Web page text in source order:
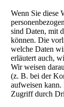
Wenn Sie diese
sind Daten, mit
können. Die
welche Daten
erläutert auch,
Wir weisen
(z. B. bei der
aufweisen
Zugriff durch